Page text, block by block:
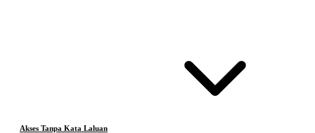
Akses Tanpa Kata Laluan